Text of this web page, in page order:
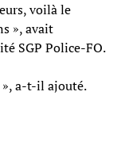
voilà le
», avait
SGP Police-FO.
a-t-il ajouté.